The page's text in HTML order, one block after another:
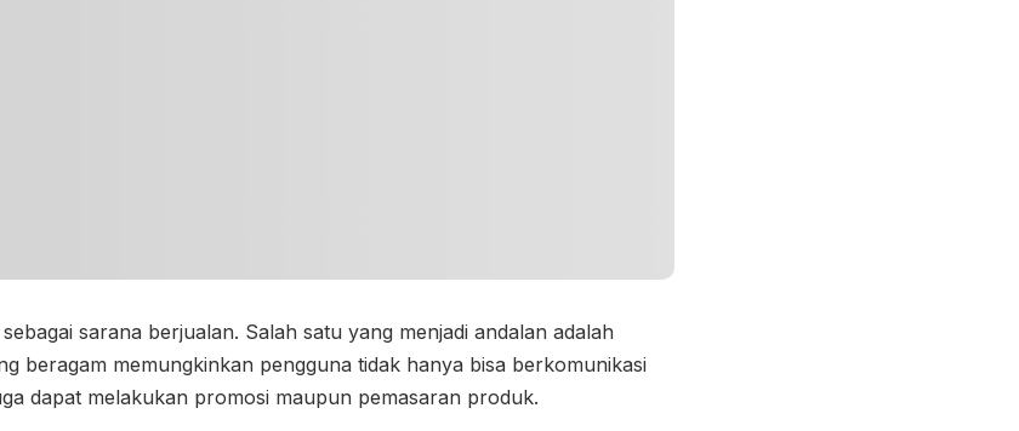
sarana berjualan. Salah satu yang menjadi andalan adalah
beragam memungkinkan pengguna tidak hanya bisa berkomunikasi
dapat melakukan promosi maupun pemasaran produk.